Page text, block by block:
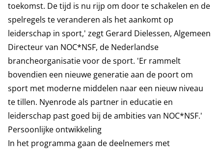
toekomst. De tijd is nu rijp om door te schakelen en de
spelregels te veranderen als het aankomt op
leiderschap in sport,' zegt Gerard Dielessen, Algemeen
Directeur van NOC*NSF, de Nederlandse
brancheorganisatie voor de sport. 'Er rammelt
bovendien een nieuwe generatie aan de poort om
sport met moderne middelen naar een nieuw niveau
te tillen. Nyenrode als partner in educatie en
leiderschap past goed bij de ambities van NOC*NSF.'
Persoonlijke ontwikkeling
In het programma gaan de deelnemers met